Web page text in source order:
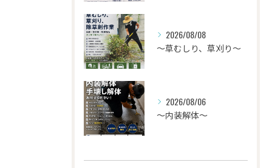
2026/08/08
〜草むしり、草刈り～
2026/08/06
〜内装解体〜